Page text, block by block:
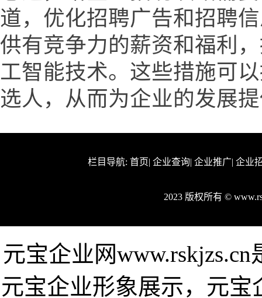
道，优化招聘广告和招聘
供有竞争力的薪资和福利
工智能技术。这些措施可
选人，从而为企业的发展
栏目导航: 首页| 企业查询| 企业推广| 企业
2023 版权所有 ©
元宝企业网
元宝企业形象展示，元